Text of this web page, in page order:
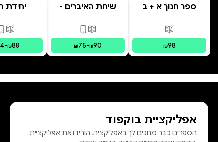
ספר חנוך א + ב
פורמטים זמינים מודפס
₪98
שיחת האיברים -
| מסע לריפוי
בשיטת IFS צ
פורמטים זמינים מודפס,
₪75-₪90
יחידת
-₪88
אפליקציית בוקפוד
הספרים כבר מחכים לך באפליקציה! הורידו את אפליקציית